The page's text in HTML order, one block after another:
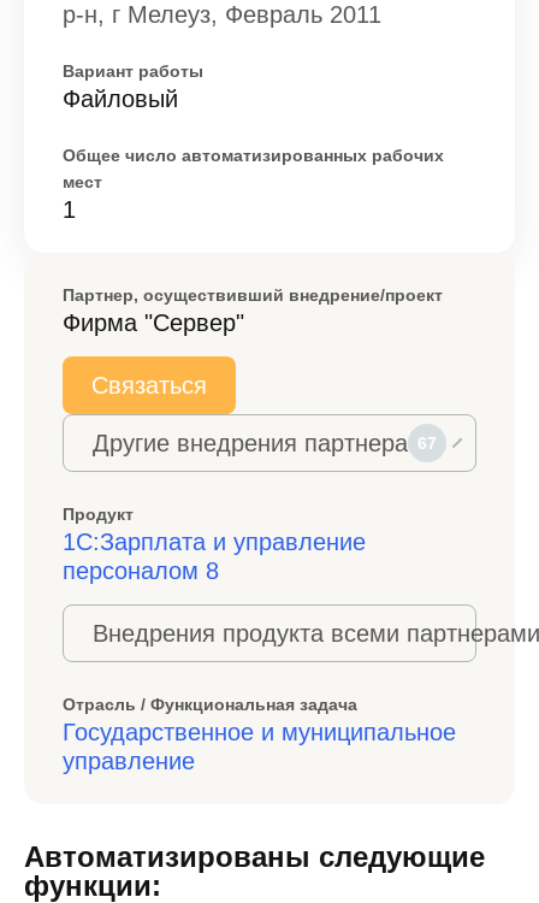
р-н, г Мелеуз, Февраль 2011
Вариант работы
Файловый
Общее число автоматизированных рабочих
мест
1
Партнер, осуществивший внедрение/проект
Фирма "Сервер"
Связаться
Другие внедрения партнера 67
Продукт
1С:Зарплата и управление
персоналом 8
Внедрения продукта всеми
Отрасль / Функциональная задача
Государственное и муниципальное
управление
Автоматизированы следующие
функции: